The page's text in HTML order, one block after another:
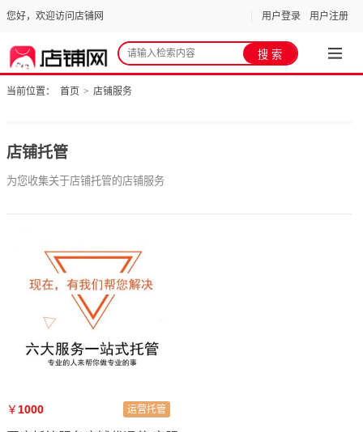
您好，欢迎访问店铺网 用户登录 用户注册
当前位置： 首页 > 店铺服务
店铺托管
为您收集关于店铺托管的店铺服务
￥ 1000 运营托管